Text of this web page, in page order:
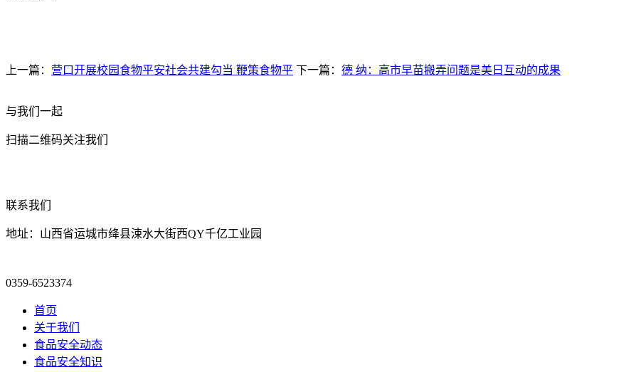
上一篇： 营口开展校园食物平安社会共建勾当 鞭策食物平 下一篇： 德 纳：高市早苗搬弄问题是美日互动的成果
与我们一起
扫描二维码关注我们
联系我们
地址：山西省运城市绛县涑水大街西QY千亿工业园
0359-6523374
首页
关于我们
食品安全动态
食品安全知识